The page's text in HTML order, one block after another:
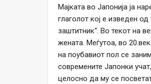
Мајката во Јапонија ја
глаголот кој е изведен
заштитник“. Во текот на
жената. Меѓутоа, во
на поубавиот пол се
современите Јапонки
целосно да му се